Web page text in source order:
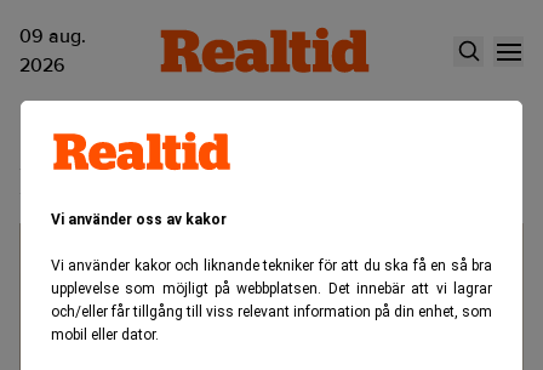
Vi använder oss av kakor
Vi använder kakor och liknande tekniker för att du ska få en så bra
upplevelse som möjligt på webbplatsen. Det innebär att vi lagrar
och/eller får tillgång till viss relevant information på din enhet, som
mobil eller dator.
09 aug.
2026
Michael Moschewitz